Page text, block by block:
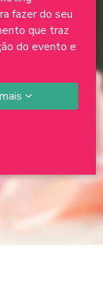
fazer do seu
que traz
do evento e